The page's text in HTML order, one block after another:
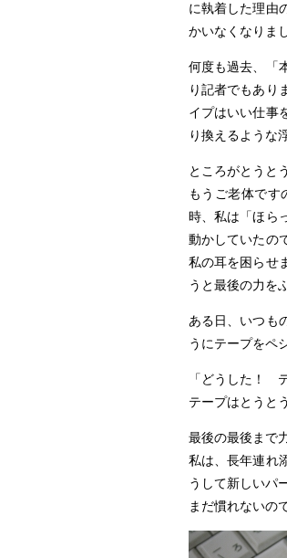
に執着した理由
かいなくなりま
何度も過去、「
り記者でもあり
イプはいい仕事
り換えるような
ところがとうと
もうご老体です
時、私は「ほら
動かしていたの
私の耳を困らせ
うと最後の力を
ある日、いつも
うにテープをペ
「どうした！
テープはとうと
最後の最後まで
私は、長年連れ
うして新しいパ
まだ慣れないの